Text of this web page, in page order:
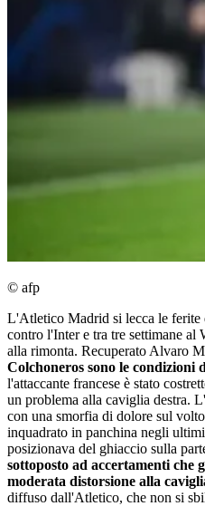
© afp
L'Atletico Madrid si lecca le ferite
contro l'Inter e tra tre settimane al
alla rimonta. Recuperato Alvaro
Colchoneros sono le condizioni
l'attaccante francese è stato
un problema alla caviglia destra.
con una smorfia di dolore sul
inquadrato in panchina negli
posizionava del ghiaccio sulla
sottoposto ad accertamenti che
moderata distorsione alla
diffuso dall'Atletico, che non si